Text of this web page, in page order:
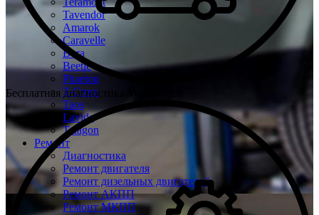
Tavendor
Amarok
Caravelle
Bora
Beetle
Phaeton
T-Cross
Taos
Lavida
Talagon
Ремонт
Диагностика
Ремонт двигателя
Ремонт дизельных двигателей
Ремонт АКПП
Ремонт МКПП
Бесплатная диагностика Volkswagen